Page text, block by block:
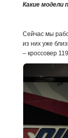
Какие модели
Сейчас мы
из них уже
– кроссовер